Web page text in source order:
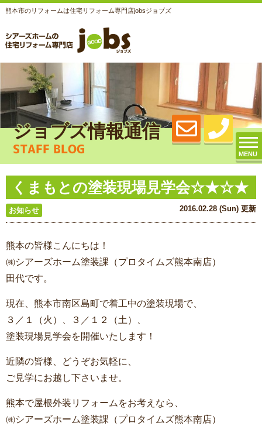
熊本市のリフォームは住宅リフォーム専門店jobsジョブズ
MENU
ジョブズ情報通信
STAFF BLOG
くまもとの塗装現場見学会☆★☆★
お知らせ 2016.02.28 (Sun) 更新
熊本の皆様こんにちは！
㈱シアーズホーム塗装課（プロタイムズ熊本南店）
田代です。
現在、熊本市南区島町で着工中の塗装現場で、
３／１（火）、３／１２（土）、
塗装現場見学会を開催いたします！
近隣の皆様、どうぞお気軽に、
ご見学にお越し下さいませ。
熊本で屋根外装リフォームをお考えなら、
㈱シアーズホーム塗装課（プロタイムズ熊本南店）